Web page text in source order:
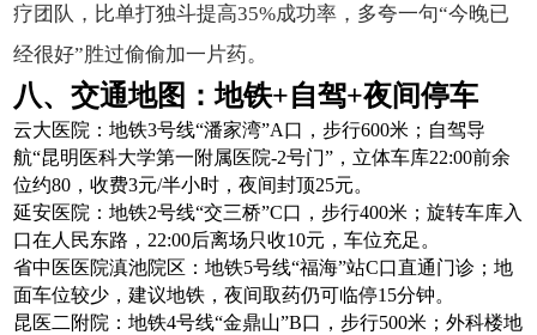
疗团队，比单打独斗提高35%成功率，多夸一句“今晚已
经很好”胜过偷偷加一片药。
八、交通地图：地铁+自驾+夜间停车
云大医院：地铁3号线“潘家湾”A口，步行600米；自驾导
航“昆明医科大学第一附属医院-2号门”，立体车库22:00前余
位约80，收费3元/半小时，夜间封顶25元。
延安医院：地铁2号线“交三桥”C口，步行400米；旋转车库入
口在人民东路，22:00后离场只收10元，车位充足。
省中医医院滇池院区：地铁5号线“福海”站C口直通门诊；地
面车位较少，建议地铁，夜间取药仍可临停15分钟。
昆医二附院：地铁4号线“金鼎山”B口，步行500米；外科楼地